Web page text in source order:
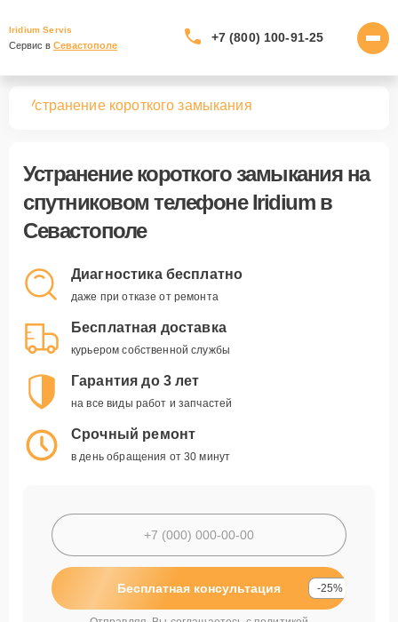
Iridium Servis
Сервис в Севастополе
+7 (800) 100-91-25
Устранение короткого замыкания
Устранение короткого замыканияна
спутниковом телефоне Iridium в
Севастополе
Диагностика бесплатно
даже при отказе от ремонта
Бесплатная доставка
курьером собственной службы
Гарантия до 3 лет
на все виды работ и запчастей
Срочный ремонт
в день обращения от 30 минут
Бесплатная консультация -25%